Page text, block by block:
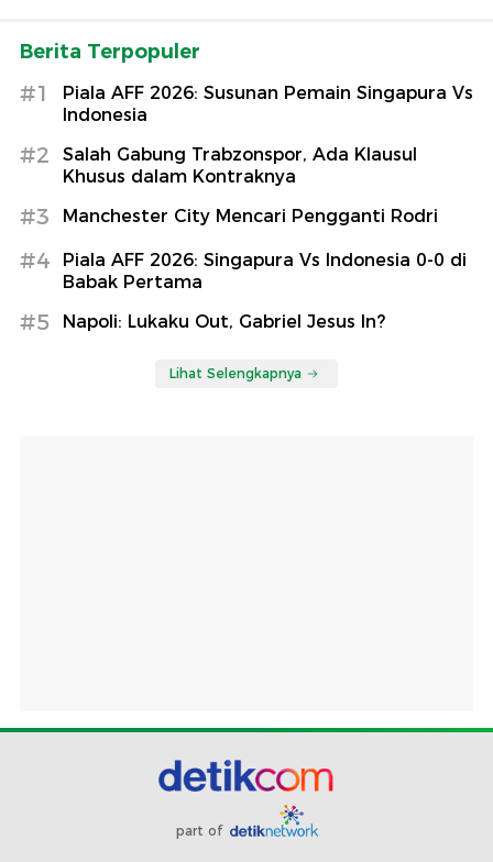
Berita Terpopuler
#1
Piala AFF 2026: Susunan Pemain Singapura Vs
Indonesia
#2
Salah Gabung Trabzonspor, Ada Klausul
Khusus dalam Kontraknya
#3 Manchester City Mencari Pengganti Rodri
#4
Piala AFF 2026: Singapura Vs Indonesia 0-0 di
Babak Pertama
#5 Napoli: Lukaku Out, Gabriel Jesus In?
Lihat Selengkapnya
part of